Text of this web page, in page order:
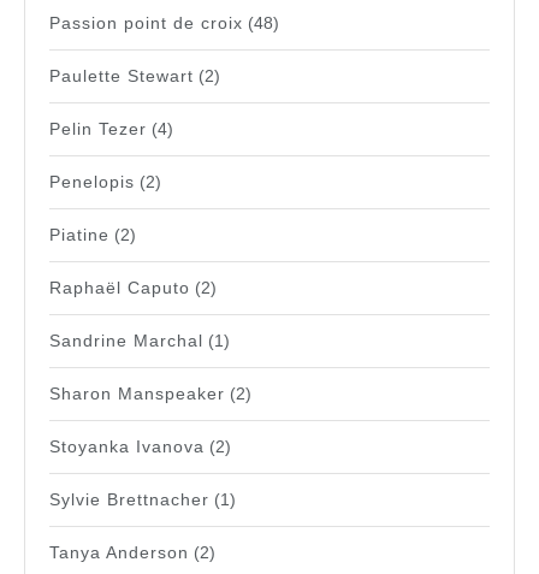
Passion point de croix (48)
Paulette Stewart (2)
Pelin Tezer (4)
Penelopis (2)
Piatine (2)
Raphaël Caputo (2)
Sandrine Marchal (1)
Sharon Manspeaker (2)
Stoyanka Ivanova (2)
Sylvie Brettnacher (1)
Tanya Anderson (2)